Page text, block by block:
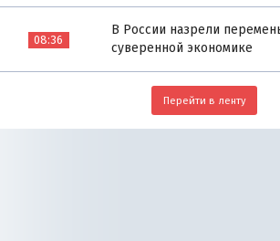
08:36
В России назрели
суверенной экономике
Перейти в ленту